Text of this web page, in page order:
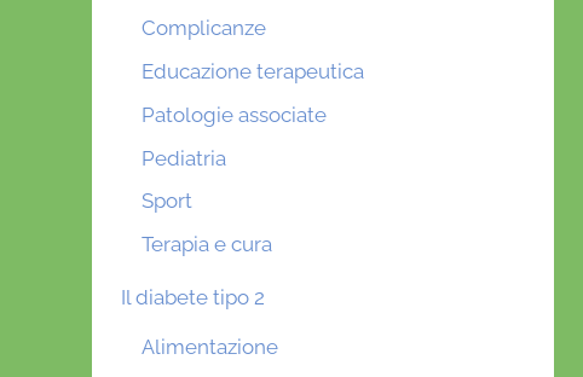
Complicanze
Educazione terapeutica
Patologie associate
Pediatria
Sport
Terapia e cura
Il diabete tipo 2
Alimentazione